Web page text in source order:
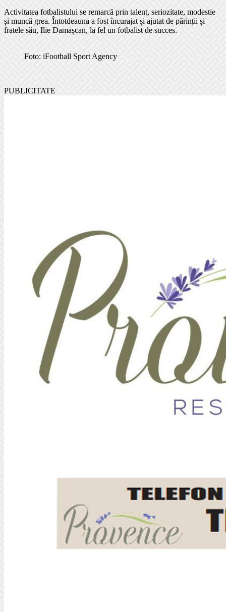
Activitatea fotbalistului se remarcă prin talent, seriozitate, modestie
și muncă grea. Întotdeauna a fost încurajat și ajutat de părinții și
fratele său, Ilie Damașcan, la fel un fotbalist de succes.
Foto: iFootball Sport Agency
PUBLICITATE